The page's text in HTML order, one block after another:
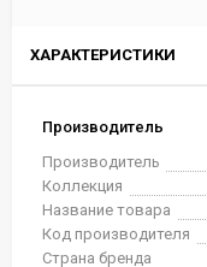
ХАРАКТЕРИСТИКИ
Производитель
Производитель
Коллекция
Название товара
Код производителя
Страна бренда